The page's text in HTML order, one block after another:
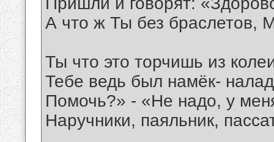
А что ж Ты без браслетов,
Ты что это торчишь из
Тебе ведь был намёк-
Помочь?» - «Не надо, у
Наручники, паяльник,